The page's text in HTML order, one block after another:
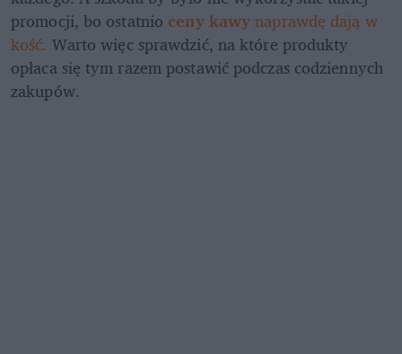
promocji, bo ostatnio ceny kawy naprawdę dają w
kość. Warto więc sprawdzić, na które produkty
opłaca się tym razem postawić podczas codziennych
zakupów.